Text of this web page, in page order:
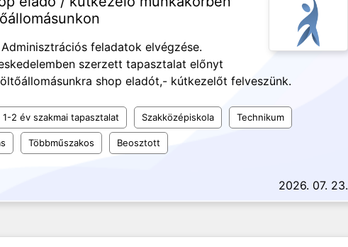
feladatok elvégzése.
szerzett tapasztalat előnyt
shop eladót,- kútkezelőt felveszünk.
1-2 év szakmai tapasztalat Szakközépiskola Technikum
Többműszakos Beosztott
2026. 07. 23.